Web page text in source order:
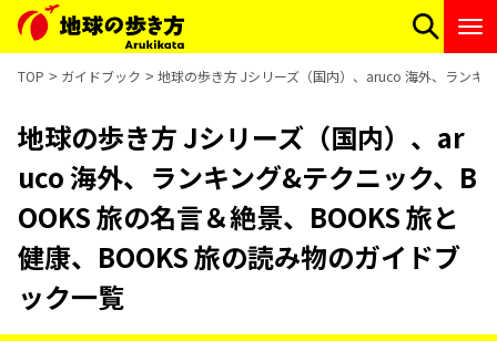
TOP ガイドブック 地球の歩き方 Jシリーズ（国内）、aruco 海外、ランキ
地球の歩き方 Jシリーズ（国内）、ar
uco 海外、ランキング&テクニック、B
OOKS 旅の名言＆絶景、BOOKS 旅と
健康、BOOKS 旅の読み物のガイドブ
ック一覧